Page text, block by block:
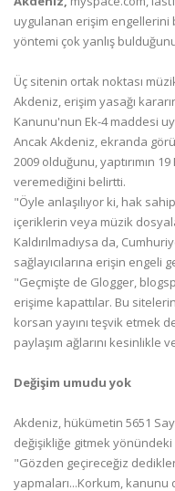
uygulanan erişim
yöntemi çok yanlış
Üç sitenin ortak noktası
Akdeniz, erişim yasağı
Kanunu'nun Ek-4 maddesi
Ancak Akdeniz, ekranda
2009 olduğunu, yaptırımın
veremediğini belirtti.
"Öyle anlaşılıyor ki, hak
içeriklerin veya müzik
Kaldırılmadıysa da,
sağlayıcılarına erişin engeli
"Geçmişte de Glogger,
erişime kapattılar. Bu
korsan yayını teşvik etmek
paylaşım ağlarını kesinlikle
Değişim umudu yok
Akdeniz, hükümetin 5651
değişikliğe gitmek yönündeki
"Gözden geçireceğiz
yapmaları...Korkum,